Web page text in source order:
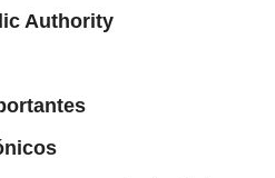
Authority